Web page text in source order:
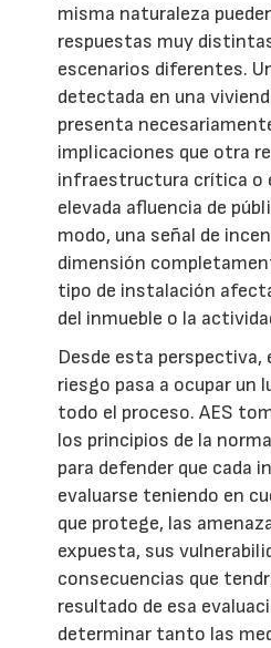
misma naturaleza
respuestas muy
escenarios diferentes.
detectada en una
presenta
implicaciones que otra
infraestructura crítica o
elevada afluencia de
modo, una señal de
dimensión
tipo de instalación
del inmueble o la
Desde esta perspectiva,
riesgo pasa a ocupar un
todo el proceso. AES
los principios de la
para defender que cada
evaluarse teniendo en
que protege, las
expuesta, sus
consecuencias que
resultado de esa
determinar tanto las